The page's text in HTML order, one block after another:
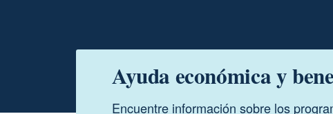
Ayuda económica y
Encuentre información sobre los